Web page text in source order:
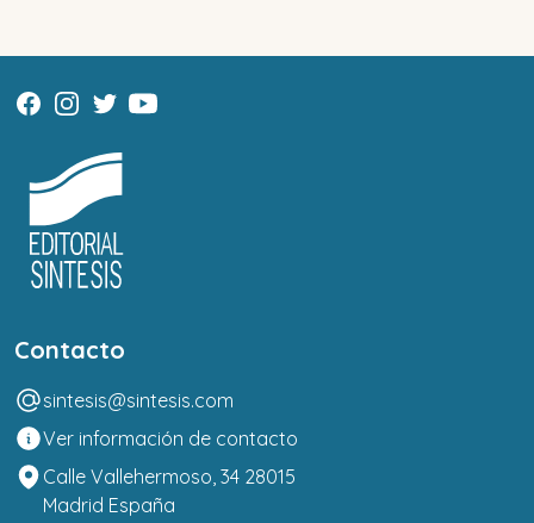
Contacto
sintesis@sintesis.com
Ver información de contacto
Calle Vallehermoso, 34 28015
Madrid España